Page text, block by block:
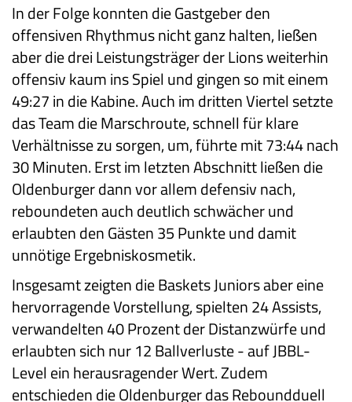
In der Folge konnten die Gastgeber den
offensiven Rhythmus nicht ganz halten, ließen
aber die drei Leistungsträger der Lions weiterhin
offensiv kaum ins Spiel und gingen so mit einem
49:27 in die Kabine. Auch im dritten Viertel setzte
das Team die Marschroute, schnell für klare
Verhältnisse zu sorgen, um, führte mit 73:44 nach
30 Minuten. Erst im letzten Abschnitt ließen die
Oldenburger dann vor allem defensiv nach,
reboundeten auch deutlich schwächer und
erlaubten den Gästen 35 Punkte und damit
unnötige Ergebniskosmetik.
Insgesamt zeigten die Baskets Juniors aber eine
hervorragende Vorstellung, spielten 24 Assists,
verwandelten 40 Prozent der Distanzwürfe und
erlaubten sich nur 12 Ballverluste - auf JBBL-
Level ein herausragender Wert. Zudem
entschieden die Oldenburger das Reboundduell